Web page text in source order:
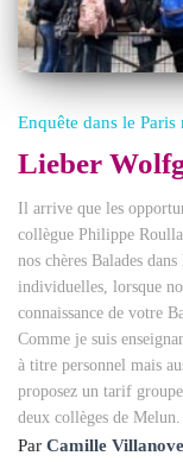
Enquête dans le Paris
Lieber
Il arrive que les
collègue Philippe
nos chères Balades
individuelles, lorsque
connaissance de votre
Comme je suis
à titre personnel mais
proposez un tarif
deux collèges de Melun.
Par Camille Villanove